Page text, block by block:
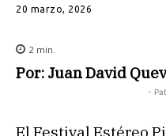
20 marzo, 2026
2 min.
Por: Juan David
-
El Festival Estéreo